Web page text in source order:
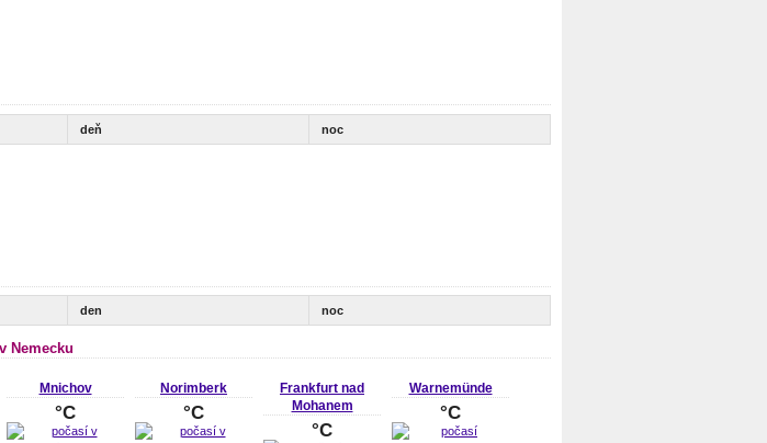
deň noc
den noc
Nemecku
Mnichov
°C
Norimberk
°C
Frankfurt nad
Mohanem
°C
Warnemünde
°C